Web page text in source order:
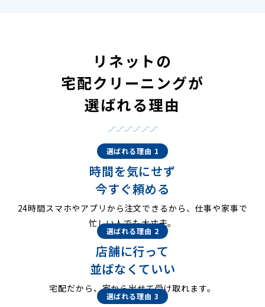
リネットの
宅配クリーニングが
選ばれる理由
選ばれる理由 1
時間を気にせず
今すぐ頼める
24時間スマホやアプリから注文できるから、仕事や家事で
忙しい人でも大丈夫。
選ばれる理由 2
店舗に行って
並ばなくていい
宅配だから、家から出せて受け取れます。
選ばれる理由 3